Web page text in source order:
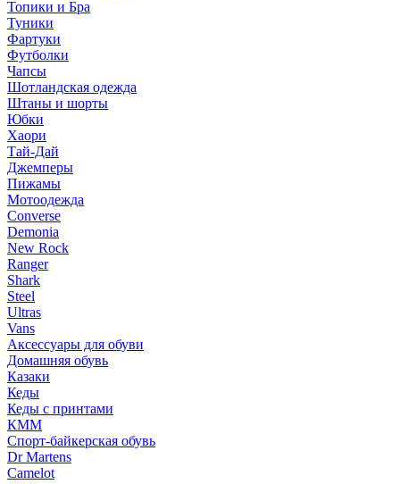
Топики и Бра
Туники
Фартуки
Футболки
Чапсы
Шотландская одежда
Штаны и шорты
Юбки
Хаори
Тай-Дай
Джемперы
Пижамы
Мотоодежда
Converse
Demonia
New Rock
Ranger
Shark
Steel
Ultras
Vans
Аксессуары для обуви
Домашняя обувь
Казаки
Кеды
Кеды с принтами
КММ
Спорт-байкерская обувь
Dr Martens
Camelot